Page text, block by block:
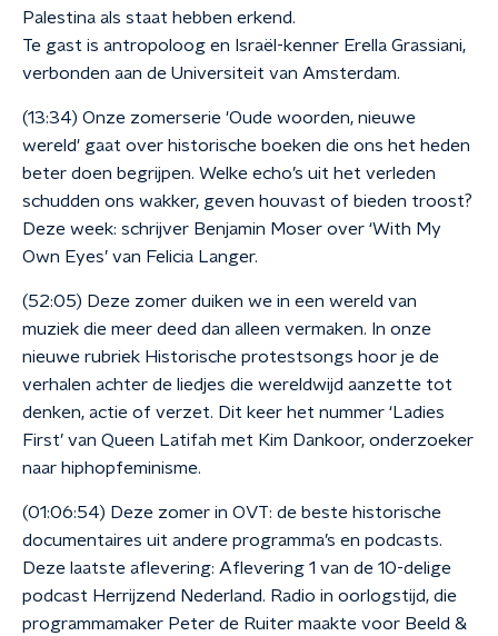
Palestina als staat hebben erkend.
Te gast is antropoloog en Israël-kenner Erella Grassiani,
verbonden aan de Universiteit van Amsterdam.
(13:34) Onze zomerserie 'Oude woorden, nieuwe
wereld' gaat over historische boeken die ons het heden
beter doen begrijpen. Welke echo’s uit het verleden
schudden ons wakker, geven houvast of bieden troost?
Deze week: schrijver Benjamin Moser over ‘With My
Own Eyes’ van Felicia Langer.
(52:05) Deze zomer duiken we in een wereld van
muziek die meer deed dan alleen vermaken. In onze
nieuwe rubriek Historische protestsongs hoor je de
verhalen achter de liedjes die wereldwijd aanzette tot
denken, actie of verzet. Dit keer het nummer ‘Ladies
First’ van Queen Latifah met Kim Dankoor, onderzoeker
naar hiphopfeminisme.
(01:06:54) Deze zomer in OVT: de beste historische
documentaires uit andere programma’s en podcasts.
Deze laatste aflevering: Aflevering 1 van de 10-delige
podcast Herrijzend Nederland. Radio in oorlogstijd, die
programmamaker Peter de Ruiter maakte voor Beeld &